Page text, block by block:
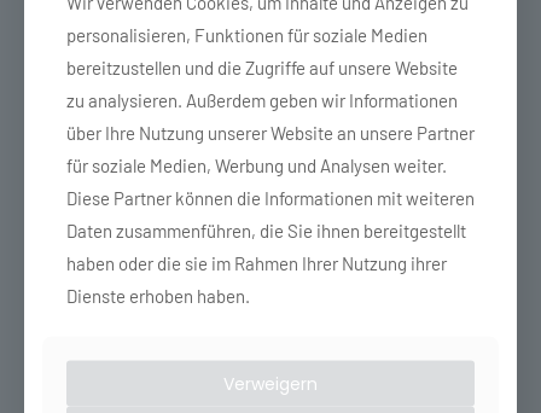
4
Termine vor Ort oder online per Video-Call
YPSI Hautfaltenmessung in jedem Termin (vor
Ort)
Ernährungsberatung in jedem Termin
Supplementprotokoll in jedem Termin
Lifestyletipps in jedem Termin
Personal Training inkl. Trainingsplan separat
buchbar
personalisieren, Funktionen für soziale Medien
bereitzustellen und die Zugriffe auf unsere Website
zu analysieren. Außerdem geben wir Informationen
über Ihre Nutzung unserer Website an unsere Partner
für soziale Medien, Werbung und Analysen weiter.
Diese Partner können die Informationen mit weiteren
Daten zusammenführen, die Sie ihnen bereitgestellt
haben oder die sie im Rahmen Ihrer Nutzung ihrer
Dienste erhoben haben.
Verweigern